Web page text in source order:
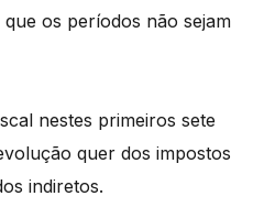
os períodos não sejam
nestes primeiros sete
quer dos impostos
indiretos.